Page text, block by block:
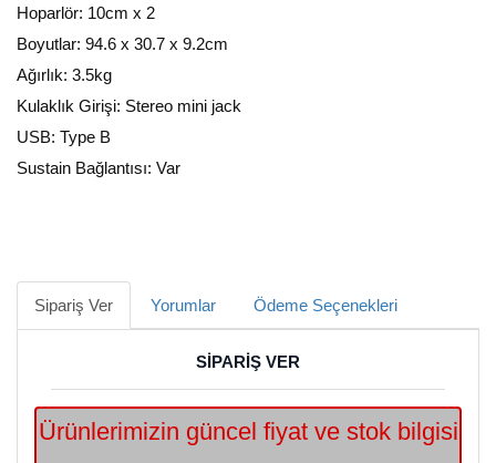
Hoparlör: 10cm x 2
Boyutlar: 94.6 x 30.7 x 9.2cm
Ağırlık: 3.5kg
Kulaklık Girişi: Stereo mini jack
USB: Type B
Sustain Bağlantısı: Var
Sipariş Ver Yorumlar Ödeme Seçenekleri
SİPARİŞ VER
Ürünlerimizin güncel fiyat ve stok bilgisi